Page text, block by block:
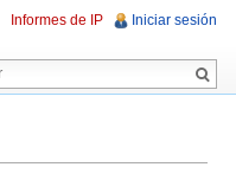
Informes de IP Iniciar sesión